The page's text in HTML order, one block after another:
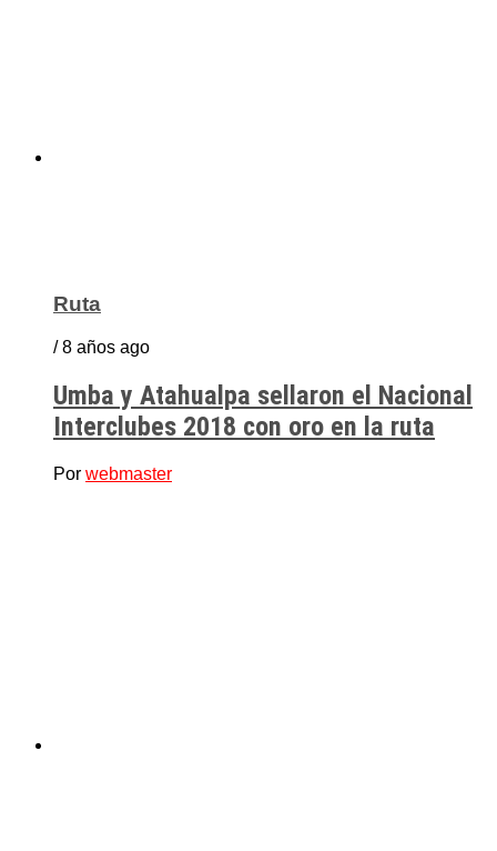
Ruta
/ 8 años ago
Umba y Atahualpa sellaron el Nacional
Interclubes 2018 con oro en la ruta
Por webmaster